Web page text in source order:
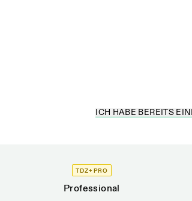
ICH HABE BEREITS
TDZ+ PRO
Professional